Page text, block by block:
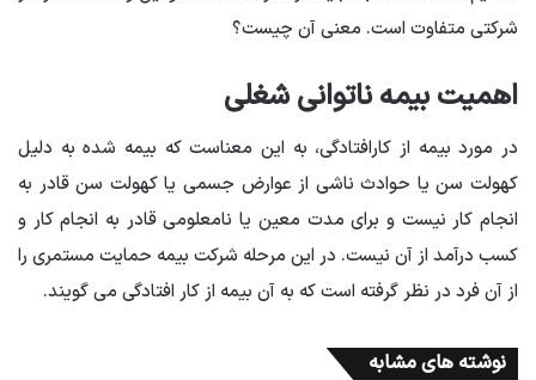
شرکتی متفاوت است. معنی آن چیست؟
اهمیت بیمه ناتوانی شغلی
در مورد بیمه از کارافتادگی، به این معناست که بیمه شده به دلیل
کهولت سن یا حوادث ناشی از عوارض جسمی یا کهولت سن قادر به
انجام کار نیست و برای مدت معین یا نامعلومی قادر به انجام کار و
کسب درآمد از آن نیست. در این مرحله شرکت بیمه حمایت مستمری را
از آن فرد در نظر گرفته است که به آن بیمه از کار افتادگی می گویند.
نوشته های مشابه